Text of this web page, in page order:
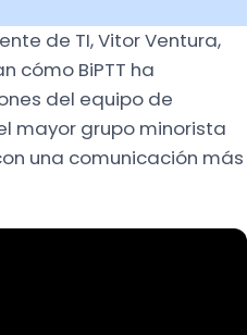
de TI, Vitor Ventura,
cómo BiPTT ha
del equipo de
mayor grupo minorista
una comunicación más